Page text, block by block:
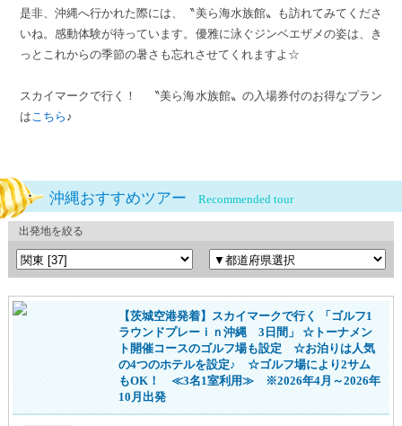
是非、沖縄へ行かれた際には、〝美ら海水族館〟も訪れてみてくださ
いね。感動体験が待っています。優雅に泳ぐジンベエザメの姿は、き
っとこれからの季節の暑さも忘れさせてくれますよ☆
スカイマークで行く！ 〝美ら海水族館〟の入場券付のお得なプラン
はこちら ♪
沖縄おすすめツアー Recommended tour
出発地を絞る
【茨城空港発着】スカイマークで行く 「ゴルフ1
ラウンドプレーｉｎ沖縄 3日間」 ☆トーナメン
ト開催コースのゴルフ場も設定 ☆お泊りは人気
の4つのホテルを設定♪ ☆ゴルフ場により2サム
もOK！ ≪3名1室利用≫ ※2026年4月～2026年
10月出発